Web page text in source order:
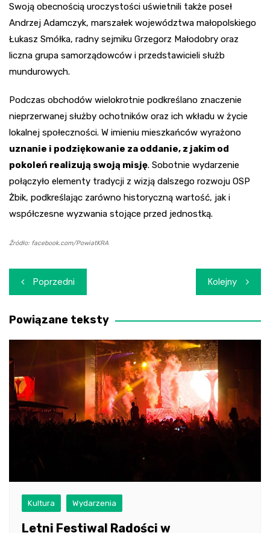
Swoją obecnością uroczystości uświetnili także poseł
Andrzej Adamczyk, marszałek województwa małopolskiego
Łukasz Smółka, radny sejmiku Grzegorz Małodobry oraz
liczna grupa samorządowców i przedstawicieli służb
mundurowych.
Podczas obchodów wielokrotnie podkreślano znaczenie
nieprzerwanej służby ochotników oraz ich wkładu w życie
lokalnej społeczności. W imieniu mieszkańców wyrażono
uznanie i podziękowanie za oddanie, z jakim od
pokoleń realizują swoją misję. Sobotnie wydarzenie
połączyło elementy tradycji z wizją dalszego rozwoju OSP
Żbik, podkreślając zarówno historyczną wartość, jak i
współczesne wyzwania stojące przed jednostką.
Źródło: facebook.com/PowiatKRA
Nawigacja
wpisu
Poprzedni Kolejny
Powiązane teksty
Kultura Wydarzenia
Letni Festiwal Radości w